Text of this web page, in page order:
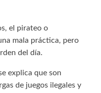
el pirateo o
mala práctica, pero
del día.
explica que son
de juegos ilegales y